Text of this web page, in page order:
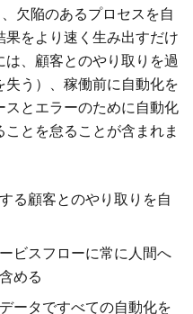
欠陥のあるプロセスを自
をより速く生み出すだけ
、顧客とのやり取りを過
う）、稼働前に自動化を
とエラーのために自動化
とを怠ることが含まれま
る顧客とのやり取りを自
ビスフローに常に人間へ
める
ータですべての自動化を